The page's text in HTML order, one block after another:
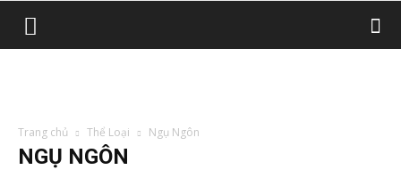
Trang chủ Thể Loại Ngụ Ngôn
NGỤ NGÔN